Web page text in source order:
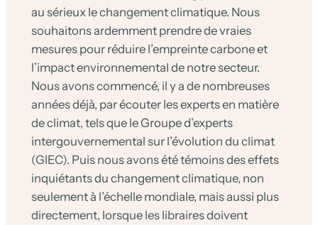
au sérieux le changement climatique. Nous
souhaitons ardemment prendre de vraies
mesures pour réduire l’empreinte carbone et
l’impact environnemental de notre secteur.
Nous avons commencé, il y a de nombreuses
années déjà, par écouter les experts en matière
de climat, tels que le Groupe d’experts
intergouvernemental sur l’évolution du climat
(GIEC). Puis nous avons été témoins des effets
inquiétants du changement climatique, non
seulement à l’échelle mondiale, mais aussi plus
directement, lorsque les libraires doivent